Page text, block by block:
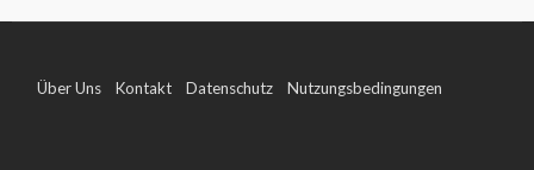
Über Uns Kontakt Datenschutz Nutzungsbedingungen